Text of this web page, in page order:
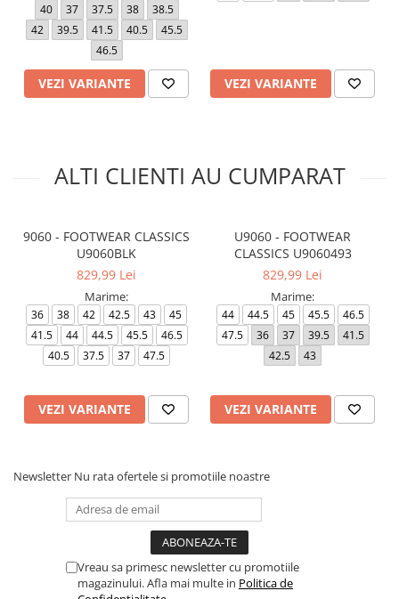
40
37 37.5 38
38.5
42
39.5 41.5 40.5
45.5
46.5
VEZI VARIANTE VEZI VARIANTE
ALTI CLIENTI AU CUMPARAT
9060 - FOOTWEAR CLASSICS
U9060BLK
829,99 Lei
Marime:
36 38 42 42.5 43
45
41.5
44 44.5 45.5
46.5
40.5
37.5 37 47.5
VEZI VARIANTE
U9060 - FOOTWEAR
CLASSICS U9060493
829,99 Lei
Marime:
44 44.5 45 45.5
46.5
47.5
36 37 39.5
41.5
42.5
43
VEZI VARIANTE
Newsletter Nu rata ofertele si promotiile noastre
Vreau sa primesc newsletter cu promotiile
magazinului. Afla mai multe in Politica de